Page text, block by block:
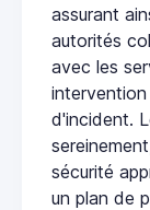
assurant
autorités
avec les
d'incident.
sécurité
un plan de